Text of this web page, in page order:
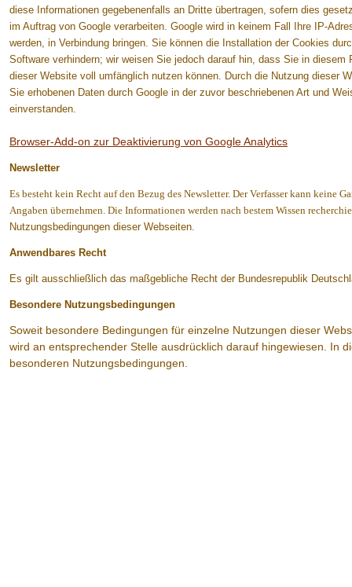
diese Informationen gegebenenfalls an Dritte übertragen, sofern dies
im Auftrag von Google verarbeiten. Google wird in keinem Fall Ihre IP-
werden, in Verbindung bringen. Sie können die Installation der Cookies
Software verhindern; wir weisen Sie jedoch darauf hin, dass Sie in
dieser Website voll umfänglich nutzen können. Durch die Nutzung dieser
Sie erhobenen Daten durch Google in der zuvor beschriebenen Art und
einverstanden.
Browser-Add-on zur Deaktivierung von Google Analytics
Newsletter
Es besteht kein Recht auf den Bezug des Newsletter. Der Verfasser kann keine
Angaben übernehmen. Die Informationen werden nach bestem Wissen
Nutzungsbedingungen dieser Webseiten.
Anwendbares Recht
Es gilt ausschließlich das maßgebliche Recht der Bundesrepublik
Besondere Nutzungsbedingungen
Soweit besondere Bedingungen für einzelne Nutzungen dieser
wird an entsprechender Stelle ausdrücklich darauf hingewiesen. In
besonderen Nutzungsbedingungen.